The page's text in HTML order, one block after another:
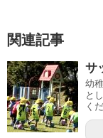
関連記事
サ
幼
と
く